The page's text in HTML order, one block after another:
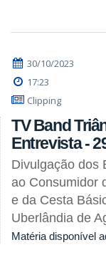
30/10/2023
17:23
Clipping
TV Band
Entrevista -
Divulgação dos
ao Consumidor
e da Cesta
Uberlândia de
Matéria disponível